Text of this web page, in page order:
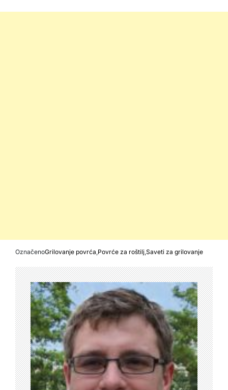
OznačenoGrilovanje povrća,Povrće za roštilj,Saveti za grilovanje